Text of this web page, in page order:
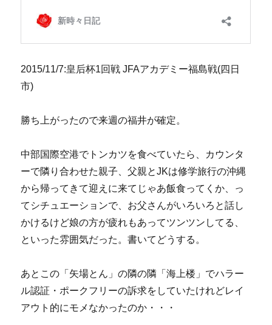
2015/11/7:皇后杯1回戦 JFAアカデミー福島戦(四日
市)
勝ち上がったので来週の福井が確定。
中部国際空港でトンカツを食べていたら、カウンタ
ーで隣り合わせた親子、父親とJKは修学旅行の沖縄
から帰ってきて迎えに来てじゃあ飯食ってくか、っ
てシチュエーションで、お父さんがいろいろと話し
かけるけど娘の方が疲れもあってツンツンしてる、
といった雰囲気だった。書いてどうする。
あとこの「矢場とん」の隣の隣「海上楼」でハラー
ル認証・ポークフリーの訴求をしていたけれどレイ
アウト的にモメなかったのか・・・